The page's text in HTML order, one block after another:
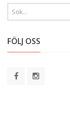
FÖLJ OSS